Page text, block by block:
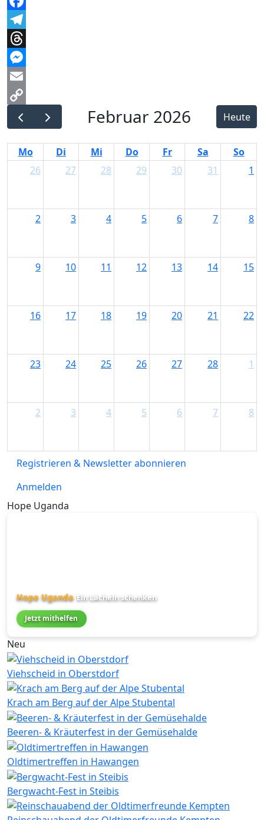
Facebook
Telegram
Threads
Messenger
Email
Copy
Link
Februar 2026 Heute
Mo Di Mi Do Fr Sa
So
26
27 28 29 30 31 1
2 3 4 5 6 7 8
9 10 11 12 13 14 15
16 17 18 19 20 21 22
23 24 25 26 27 28 1
2 3 4 5 6 7 8
Registrieren & Newsletter abonnieren
Anmelden
Hope Uganda
Hope Uganda Ein Lächeln schenken
Jetzt mithelfen
Neu
Viehscheid in Oberstdorf
Krach am Berg auf der Alpe Stubental
Beeren- & Kräuterfest in der Gemüsehalde
Oldtimertreffen in Hawangen
Bergwacht-Fest in Steibis